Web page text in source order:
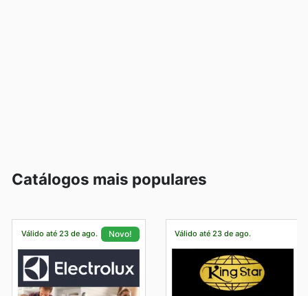
Catálogos mais populares
Válido até 23 de ago. Novo! Válido até 23 de ago.